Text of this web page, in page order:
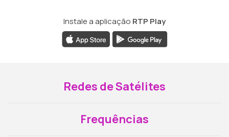
Instale a aplicação RTP Play
Redes de Satélites
Frequências